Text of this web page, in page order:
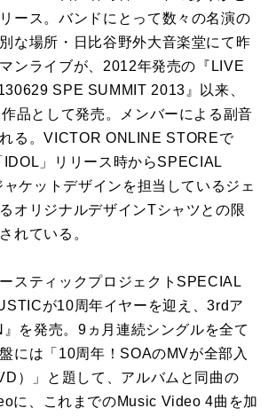
ース。バンドにとって数々の名演の
な場所・日比谷野外大音楽堂にて昨
ンライブが、2012年発売の『LIVE
SPE SUMMIT 2013』以来、
品として発売。メンバーによる副音
る。VICTOR ONLINE STOREで
」リリース時からSPECIAL
ケットデザインを担当しているジェ
オリジナルデザインTシャツとの限
れている。
スティックプロジェクトSPECIAL
が10周年イヤーを迎え、3rdア
を発売。9ヵ月連続シングルを全て
には「10周年！SOAのMVが全部入
）」と題して、アルバムと同曲の
に、これまでのMusic Video 4曲を加